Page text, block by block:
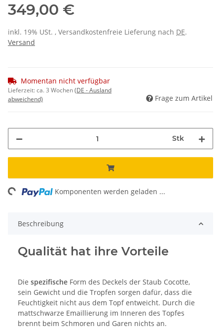
349,00 €
inkl. 19% USt. , Versandkostenfreie Lieferung nach DE.
Versand
Momentan nicht verfügbar
Lieferzeit:ca. 3 Wochen(DE - Ausland
abweichend)
Frage zum Artikel
Stk
Komponenten werden geladen ...
Beschreibung
Qualität hat ihre Vorteile
Die spezifische Form des Deckels der Staub Cocotte,
sein Gewicht und die Tropfen sorgen dafür, dass die
Feuchtigkeit nicht aus dem Topf entweicht. Durch die
mattschwarze Emaillierung im Inneren des Topfes
brennt beim Schmoren und Garen nichts an.